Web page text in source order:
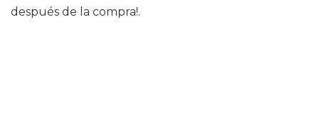
después de la compra!.